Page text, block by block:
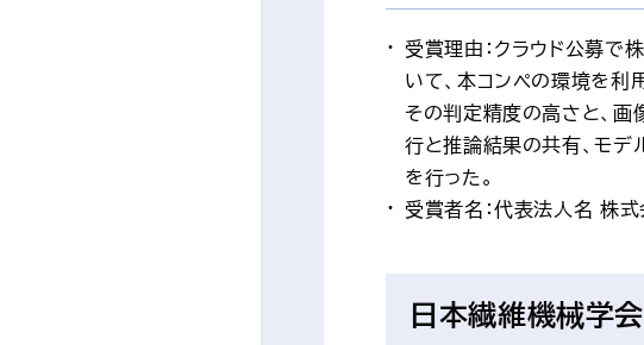
受賞理由：クラウド公募で
いて、本コンペの環境を利
その判定精度の高さと、画
行と推論結果の共有、モデ
を行った。
受賞者名：代表法人名 株
日本繊維機械学